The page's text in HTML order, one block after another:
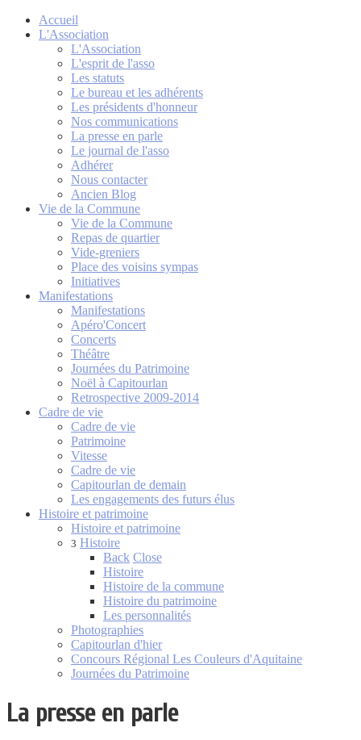
Accueil
L'Association
L'Association
L'esprit de l'asso
Les statuts
Le bureau et les adhérents
Les présidents d'honneur
Nos communications
La presse en parle
Le journal de l'asso
Adhérer
Nous contacter
Ancien Blog
Vie de la Commune
Vie de la Commune
Repas de quartier
Vide-greniers
Place des voisins sympas
Initiatives
Manifestations
Manifestations
Apéro'Concert
Concerts
Théâtre
Journées du Patrimoine
Noël à Capitourlan
Retrospective 2009-2014
Cadre de vie
Cadre de vie
Patrimoine
Vitesse
Cadre de vie
Capitourlan de demain
Les engagements des futurs élus
Histoire et patrimoine
Histoire et patrimoine
3 Histoire
Back Close
Histoire
Histoire de la commune
Histoire du patrimoine
Les personnalités
Photographies
Capitourlan d'hier
Concours Régional Les Couleurs d'Aquitaine
Journées du Patrimoine
La presse en parle